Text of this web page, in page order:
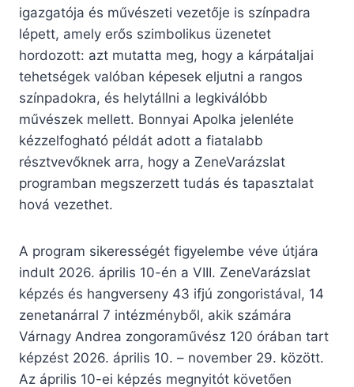
igazgatója és művészeti vezetője is színpadra
lépett, amely erős szimbolikus üzenetet
hordozott: azt mutatta meg, hogy a kárpátaljai
tehetségek valóban képesek eljutni a rangos
színpadokra, és helytállni a legkiválóbb
művészek mellett. Bonnyai Apolka jelenléte
kézzelfogható példát adott a fiatalabb
résztvevőknek arra, hogy a ZeneVarázslat
programban megszerzett tudás és tapasztalat
hová vezethet.
A program sikerességét figyelembe véve útjára
indult 2026. április 10-én a VIII. ZeneVarázslat
képzés és hangverseny 43 ifjú zongoristával, 14
zenetanárral 7 intézményből, akik számára
Várnagy Andrea zongoraművész 120 órában tart
képzést 2026. április 10. – november 29. között.
Az április 10-ei képzés megnyitót követően